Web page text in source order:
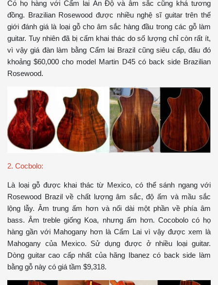
Có họ hàng với Cẩm lai Ấn Độ và âm sắc cũng khá tương
đồng. Brazilian Rosewood được nhiều nghệ sĩ guitar trên thế
giới đánh giá là loại gỗ cho âm sắc hàng đầu trong các gỗ làm
guitar. Tuy nhiên đã bị cấm khai thác do số lượng chỉ còn rất ít,
vì vậy giá đàn làm bằng Cẩm lai Brazil cũng siêu cấp, đâu đó
khoảng $60,000 cho model Martin D45 có back side Brazilian
Rosewood.
2. Cocbolo:
Là loại gỗ được khai thác từ Mexico, có thể sánh ngang với
Rosewood Brazil về chất lượng âm sắc, độ ấm và mầu sắc
lộng lẫy. Âm trung ấm hơn và nối dài một phần về phía âm
bass. Âm treble giống Koa, nhưng ấm hơn. Cocobolo có họ
hàng gần với Mahogany hơn là Cẩm Lai vì vậy được xem là
Mahogany của Mexico. Sử dụng được ở nhiều loại guitar.
Dòng guitar cao cấp nhất của hãng Ibanez có back side làm
bằng gỗ này có giá tầm $9,318.